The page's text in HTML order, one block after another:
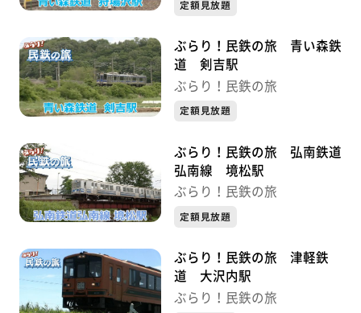
定額見放題
ぶらり！民鉄の旅 青い森鉄
道 剣吉駅
ぶらり！民鉄の旅
定額見放題
ぶらり！民鉄の旅 弘南鉄道
弘南線 境松駅
ぶらり！民鉄の旅
定額見放題
ぶらり！民鉄の旅 津軽鉄
道 大沢内駅
ぶらり！民鉄の旅